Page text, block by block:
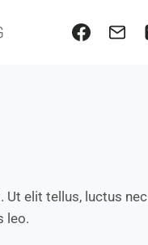
elit tellus, luctus nec
leo.